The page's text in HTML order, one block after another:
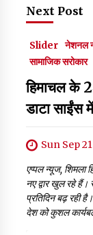
Next Post
Slider नेशनल
सामाजिक सरोकार
हिमाचल के
डाटा साईंस
Sun Sep
एप्पल न्यूज, शिमला
नए द्वार खुल रहे हैं।
प्रतिदिन बढ़ रही
देश को कुशल